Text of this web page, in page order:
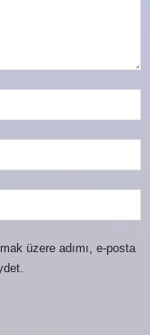
üzere adımı, e-posta